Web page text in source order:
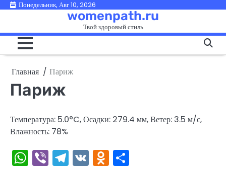
ПерейтиПонедельник, Авг 10, 2026
womenpath.ru
Твой здоровый стиль
Главная Париж
Париж
Температура: 5.0°C, Осадки: 279.4 мм, Ветер: 3.5 м/с,
Влажность: 78%
WhatsApp
ViberTelegram
VKOdnoklassniki